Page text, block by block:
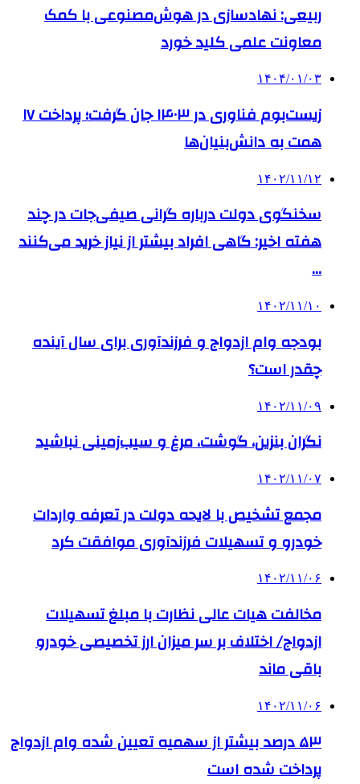
ربیعی: نهادسازی در هوش‌مصنوعی با کمک
معاونت علمی کلید خورد
۱۴۰۴/۰۱/۰۳
زیست‌بوم فناوری در ۱۴۰۳ جان گرفت؛ پرداخت ۱۷
همت به دانش‌بنیان‌ها
۱۴۰۲/۱۱/۱۲
سخنگوی دولت درباره گرانی صیفی‌جات در چند
هفته اخیر:‌ گاهی افراد بیشتر از نیاز خرید می‌کنند
…
۱۴۰۲/۱۱/۱۰
بودجه وام ازدواج و فرزندآوری برای سال آینده
چقدر است؟
۱۴۰۲/۱۱/۰۹
نگران بنزین، گوشت، مرغ و سیب‌زمینی نباشید
۱۴۰۲/۱۱/۰۷
مجمع تشخیص با لایحه دولت در تعرفه واردات
خودرو و تسهیلات فرزندآوری موافقت کرد
۱۴۰۲/۱۱/۰۶
مخالفت هیات عالی نظارت با مبلغ تسهیلات
ازدواج/ اختلاف بر سر میزان ارز تخصیصی خودرو
باقی ماند
۱۴۰۲/۱۱/۰۶
۵۳ درصد بیشتر از سهمیه تعیین شده وام ازدواج
پرداخت شده است